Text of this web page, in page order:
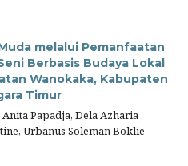
melalui Pemanfaatan
Berbasis Budaya Lokal
Wanokaka, Kabupaten
Timur
Anita Papadja, Dela Azharia
Urbanus Soleman Boklie